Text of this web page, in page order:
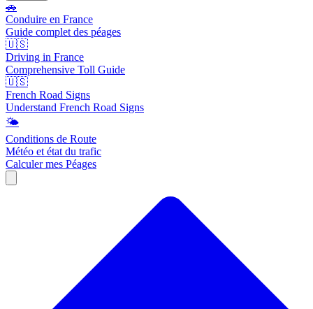
🚗
Conduire en France
Guide complet des péages
🇺🇸
Driving in France
Comprehensive Toll Guide
🇺🇸
French Road Signs
Understand French Road Signs
🌤️
Conditions de Route
Météo et état du trafic
Calculer mes Péages